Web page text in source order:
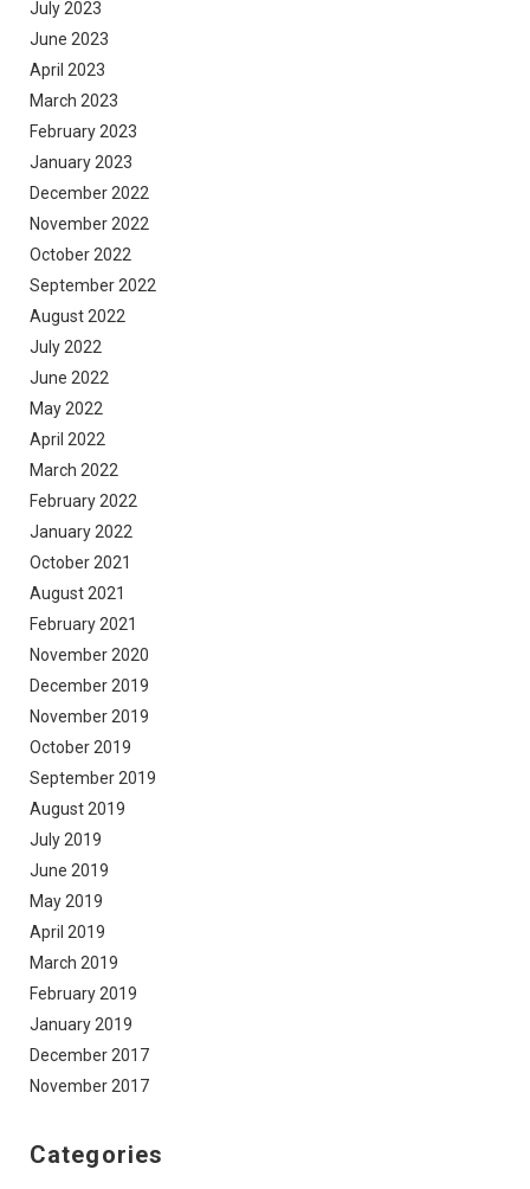
July 2023
June 2023
April 2023
March 2023
February 2023
January 2023
December 2022
November 2022
October 2022
September 2022
August 2022
July 2022
June 2022
May 2022
April 2022
March 2022
February 2022
January 2022
October 2021
August 2021
February 2021
November 2020
December 2019
November 2019
October 2019
September 2019
August 2019
July 2019
June 2019
May 2019
April 2019
March 2019
February 2019
January 2019
December 2017
November 2017
Categories